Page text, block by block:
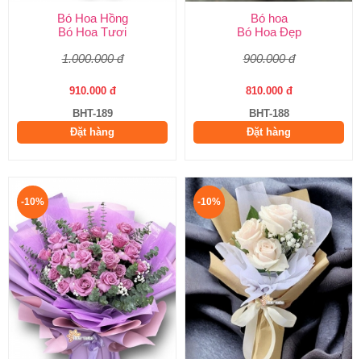
Bó Hoa Hồng
Bó Hoa Tươi
1.000.000 đ
910.000 đ
BHT-189
Đặt hàng
Bó hoa
Bó Hoa Đẹp
900.000 đ
810.000 đ
BHT-188
Đặt hàng
-10% -10%